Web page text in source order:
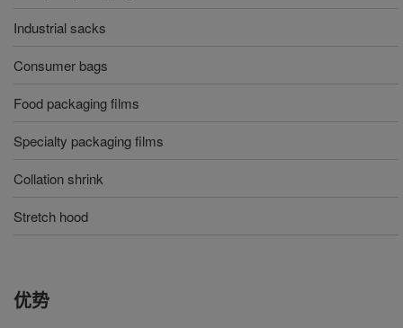
Industrial sacks
Consumer bags
Food packaging films
Specialty packaging films
Collation shrink
Stretch hood
优势